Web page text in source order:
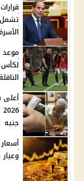
تشمل
موعد
أعلى
جنيه
وعيار 21 يحافظ على مستوياته الحالية